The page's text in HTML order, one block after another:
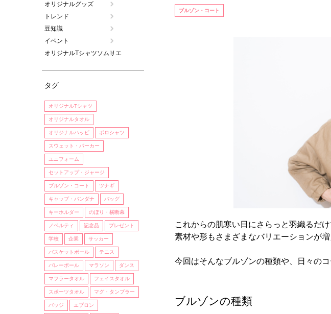
オリジナルグッズ
トレンド
豆知識
イベント
オリジナルTシャツソムリエ
タグ
オリジナルTシャツ
オリジナルタオル
オリジナルハッピ ポロシャツ
スウェット・パーカー
ユニフォーム
セットアップ・ジャージ
ブルゾン・コート ツナギ
キャップ・バンダナ バッグ
キーホルダー のぼり・横断幕
ノベルティ 記念品 プレゼント
学校 企業 サッカー
バスケットボール テニス
バレーボール マラソン ダンス
マフラータオル フェイスタオル
スポーツタオル マグ・タンブラー
バッジ エプロン
ブルゾン・コート
これからの肌寒い日にさらっと羽織るだ
素材や形もさまざまなバリエーションが
今回はそんなブルゾンの種類や、日々の
ブルゾンの種類